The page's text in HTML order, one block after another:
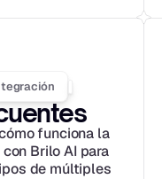
funciona la
Brilo AI para
de múltiples